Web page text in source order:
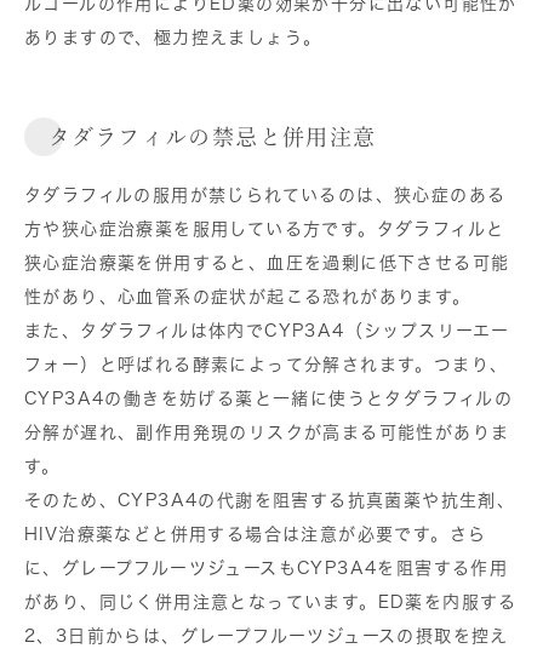
ルコールの作用によりED薬の効果が十分に出ない可能性が
ありますので、極力控えましょう。
タダラフィルの禁忌と併用注意
タダラフィルの服用が禁じられているのは、狭心症のある
方や狭心症治療薬を服用している方です。タダラフィルと
狭心症治療薬を併用すると、血圧を過剰に低下させる可能
性があり、心血管系の症状が起こる恐れがあります。
また、タダラフィルは体内でCYP3A4（シップスリーエー
フォー）と呼ばれる酵素によって分解されます。つまり、
CYP3A4の働きを妨げる薬と一緒に使うとタダラフィルの
分解が遅れ、副作用発現のリスクが高まる可能性がありま
す。
そのため、CYP3A4の代謝を阻害する抗真菌薬や抗生剤、
HIV治療薬などと併用する場合は注意が必要です。さら
に、グレープフルーツジュースもCYP3A4を阻害する作用
があり、同じく併用注意となっています。ED薬を内服する
2、3日前からは、グレープフルーツジュースの摂取を控え